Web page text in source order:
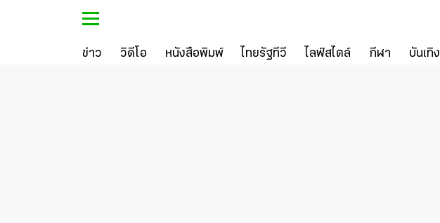
ข่าว วิดีโอ หนังสือพิมพ์ ไทยรัฐทีวี ไลฟ์สไตล์ กีฬา บันเทิง